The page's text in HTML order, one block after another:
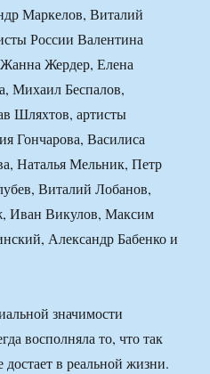
Маркелов, Виталий
России Валентина
Жердер, Елена
Михаил Беспалов,
Шляхтов, артисты
Гончарова, Василиса
Наталья Мельник, Петр
Виталий Лобанов,
Иван Викулов, Максим
Александр Бабенко и
значимости
восполняла то, что так
в реальной жизни.